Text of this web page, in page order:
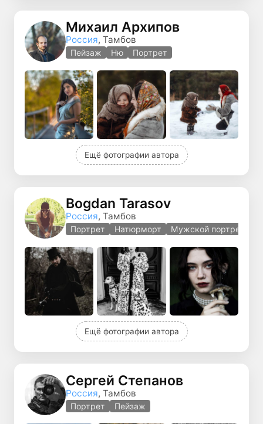
Михаил Архипов
Россия, Тамбов
Пейзаж Ню Портрет
Ещё фотографии автора
Bogdan Tarasov
Россия, Тамбов
Портрет Натюрморт Мужской портрет
Ещё фотографии автора
Сергей Степанов
Россия, Тамбов
Портрет Пейзаж